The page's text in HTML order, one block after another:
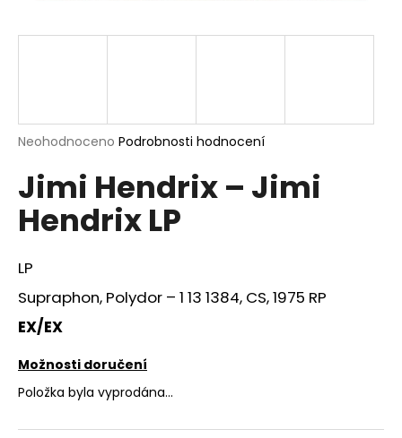
Průměrné
produktu
je
0,0
hvězdiček.
Neohodnoceno Podrobnosti hodnocení
Jimi Hendrix – Jimi
Hendrix LP
LP
Supraphon, Polydor ‎– 1 13 1384, CS, 1975 RP
EX/EX
Možnosti doručení
Položka byla vyprodána…
j
?
HLEDAT
o
p
r
u
č
u